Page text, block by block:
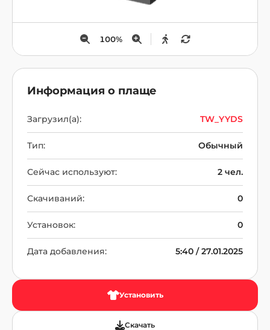
100%
Информация о плаще
Загрузил(а): TW_YYDS
Тип: Обычный
Сейчас используют: 2 чел.
Скачиваний: 0
Установок: 0
Дата добавления: 5:40 / 27.01.2025
Установить
Скачать